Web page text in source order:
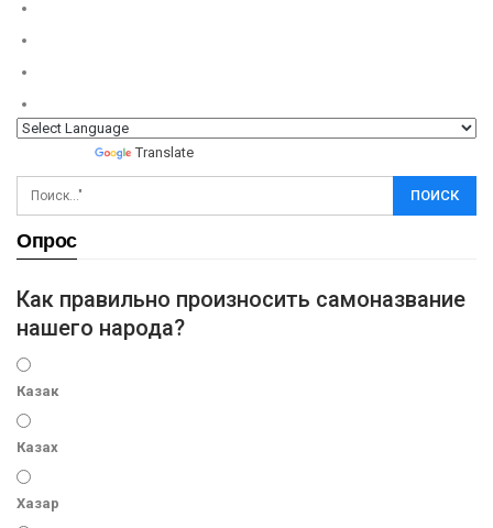
Translate
Опрос
Как правильно произносить самоназвание
нашего народа?
Казак
Казах
Хазар